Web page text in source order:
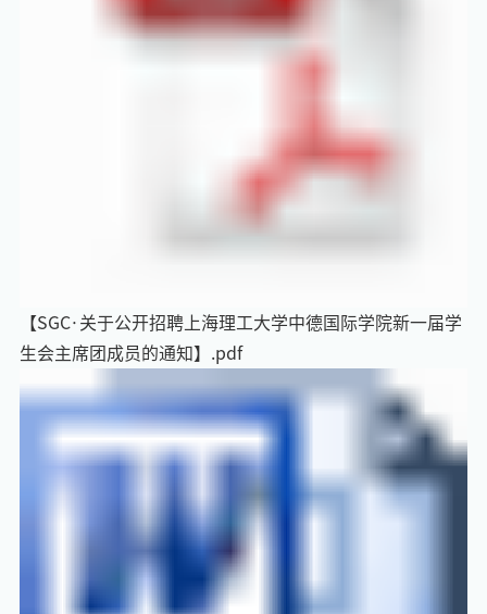
【SGC·关于公开招聘上海理工大学中德国际学院新一届学
生会主席团成员的通知】.pdf